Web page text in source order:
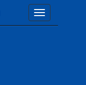
Toggle